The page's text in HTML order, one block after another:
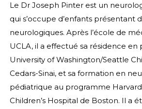
Le Dr Joseph Pinter est un
qui s’occupe d’enfants présentant
neurologiques. Après l’école de
UCLA, il a effectué sa résidence en
University of Washington/Seattle
Cedars-Sinai, et sa formation en
pédiatrique au programme
Children’s Hospital de Boston. Il a